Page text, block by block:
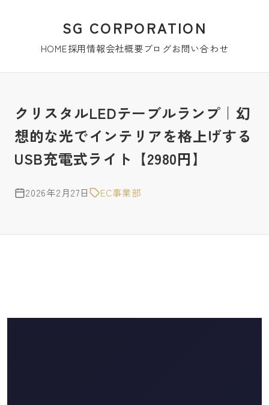
SG CORPORATION
HOME採用情報会社概要ブログお問い合わせ
クリスタルLEDテーブルランプ｜幻
想的な光でインテリアを格上げする
USB充電式ライト【2980円】
2026年2月27日 EC事業部